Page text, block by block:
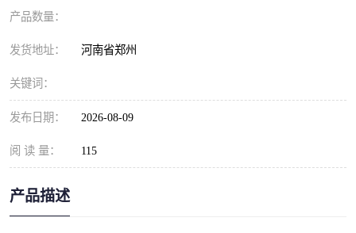
产品数量：
发货地址： 河南省郑州
关键词：
发布日期： 2026-08-09
阅 读 量： 115
产品描述